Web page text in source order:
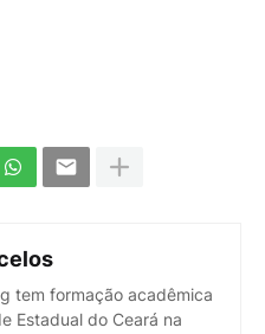
tem formação acadêmica
Estadual do Ceará na